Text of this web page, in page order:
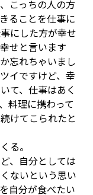
こっちの人の方
ることを仕事に
にした方が幸せ
せと言います
忘れちゃいまし
イですけど、幸
て、仕事はあく
料理に携わって
けてこられたと
る。
、自分としては
ないという思い
自分が食べたい